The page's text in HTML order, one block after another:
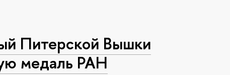
Питерской Вышки
медаль РАН